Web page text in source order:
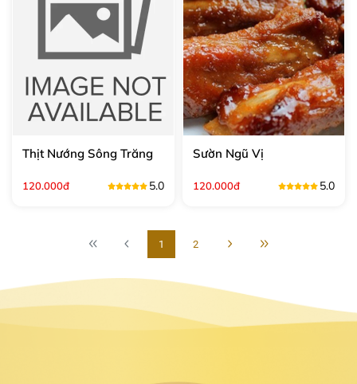
Thịt Nướng Sông Trăng
120.000đ 5.0
Sườn Ngũ Vị
120.000đ 5.0
1 2